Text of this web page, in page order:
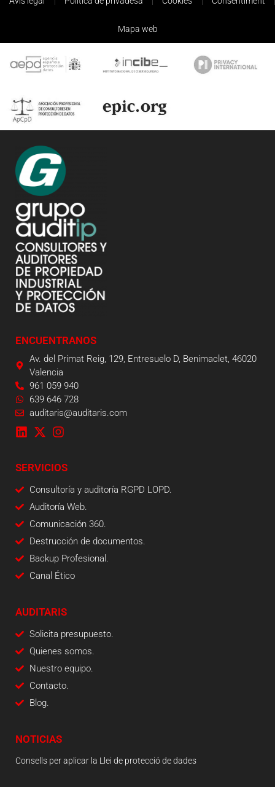
Mapa web
ENCUENTRANOS
Av. del Primat Reig, 129, Entresuelo D, Benimaclet, 46020
Valencia
961 059 940
639 646 728
auditaris@auditaris.com
SERVICIOS
Consultoría y auditoría RGPD LOPD.
Auditoría Web.
Comunicación 360.
Destrucción de documentos.
Backup Profesional.
Canal Ético
AUDITARIS
Solicita presupuesto.
Quienes somos.
Nuestro equipo.
Contacto.
Blog.
NOTICIAS
Consells per aplicar la Llei de protecció de dades